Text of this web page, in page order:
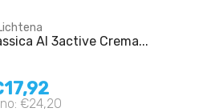
AI 3active Crema...
€24,20